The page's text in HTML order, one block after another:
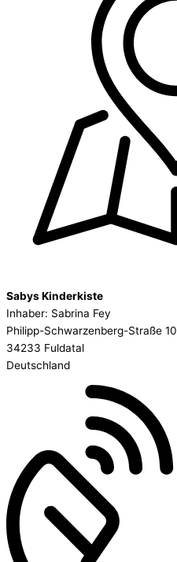
Sabys Kinderkiste
Inhaber: Sabrina Fey
Philipp-Schwarzenberg-Straße 10
34233 Fuldatal
Deutschland